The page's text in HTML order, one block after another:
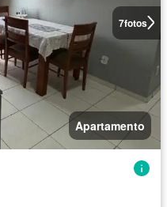
7fotos
Apartamento